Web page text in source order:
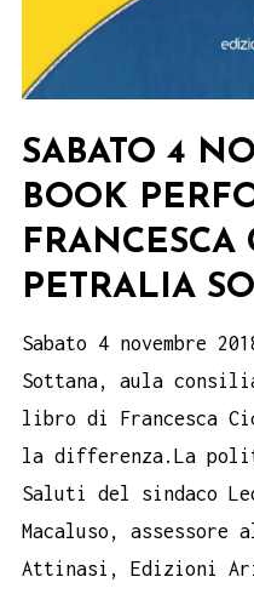
SABATO 4
BOOK
FRANCESCA
PETRALIA
Sabato 4 novembre
Sottana, aula
libro di Francesca
la differenza.La
Saluti del sindaco
Macaluso,
Attinasi, Edizioni